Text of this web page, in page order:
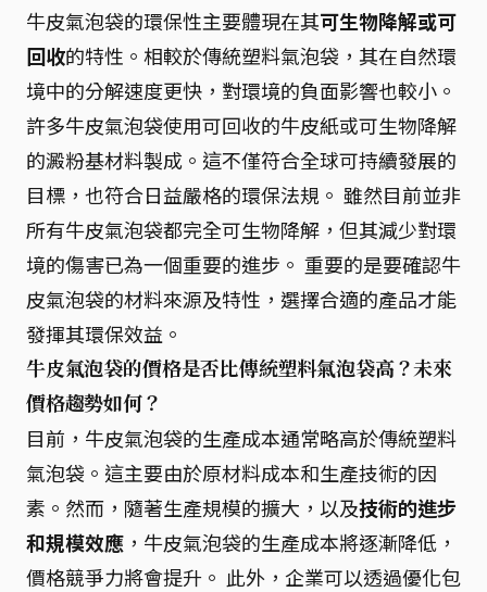
牛皮氣泡袋的環保性主要體現在其可生物降解或可
回收的特性。相較於傳統塑料氣泡袋，其在自然環
境中的分解速度更快，對環境的負面影響也較小。
許多牛皮氣泡袋使用可回收的牛皮紙或可生物降解
的澱粉基材料製成。這不僅符合全球可持續發展的
目標，也符合日益嚴格的環保法規。 雖然目前並非
所有牛皮氣泡袋都完全可生物降解，但其減少對環
境的傷害已為一個重要的進步。 重要的是要確認牛
皮氣泡袋的材料來源及特性，選擇合適的產品才能
發揮其環保效益。
牛皮氣泡袋的價格是否比傳統塑料氣泡袋高？未來
價格趨勢如何？
目前，牛皮氣泡袋的生產成本通常略高於傳統塑料
氣泡袋。這主要由於原材料成本和生產技術的因
素。然而，隨著生產規模的擴大，以及技術的進步
和規模效應 ，牛皮氣泡袋的生產成本將逐漸降低，
價格競爭力將會提升。 此外，企業可以透過優化包